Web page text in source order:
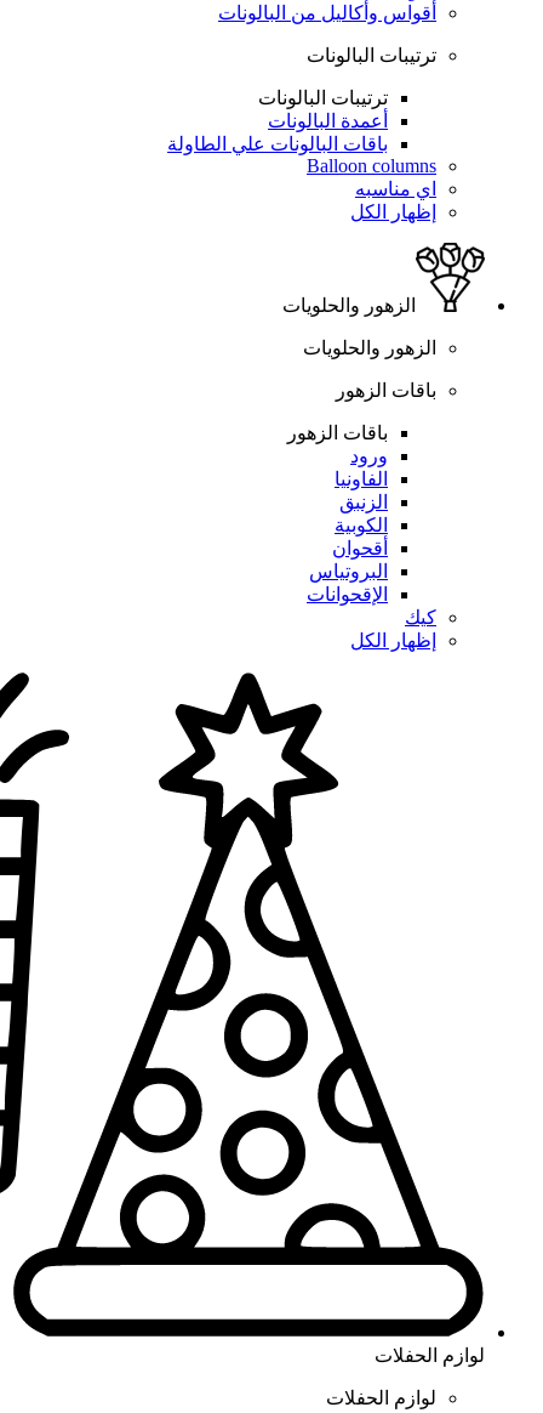
أقواس وأكاليل من البالونات
ترتيبات البالونات
ترتيبات البالونات
أعمدة البالونات
باقات البالونات علي الطاولة
Balloon columns
اي مناسبه
إظهار الكل
الزهور والحلويات
الزهور والحلويات
باقات الزهور
باقات الزهور
ورود
الفاونيا
الزنبق
الكوبية
أقحوان
البروتياس
الإقحوانات
كيك
إظهار الكل
لوازم الحفلات
لوازم الحفلات